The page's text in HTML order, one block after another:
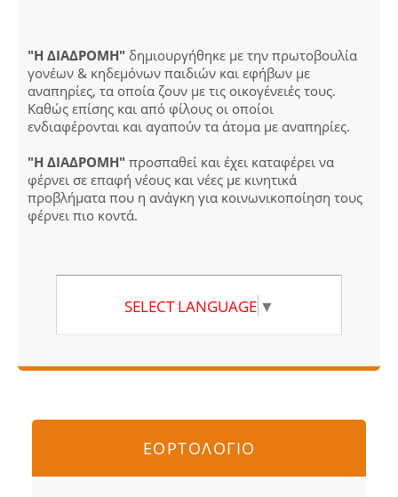
"Η ΔΙΑΔΡΟΜΗ" δημιουργήθηκε με την πρωτοβουλία
γονέων & κηδεμόνων παιδιών και εφήβων με
αναπηρίες, τα οποία ζουν με τις οικογένειές τους.
Καθώς επίσης και από φίλους οι οποίοι
ενδιαφέρονται και αγαπούν τα άτομα με αναπηρίες.
"Η ΔΙΑΔΡΟΜΗ" προσπαθεί και έχει καταφέρει να
φέρνει σε επαφή νέους και νέες με κινητικά
προβλήματα που η ανάγκη για κοινωνικοποίηση τους
φέρνει πιο κοντά.
SELECT LANGUAGE ▼
ΕΟΡΤΟΛΟΓΙΟ